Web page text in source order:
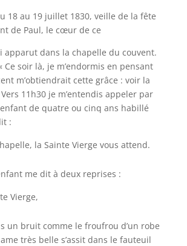
18 au 19 juillet 1830, veille de la fête
de Paul, le cœur de ce
apparut dans la chapelle du couvent.
Ce soir là, je m’endormis en pensant
m’obtiendrait cette grâce : voir la
11h30 je m’entendis appeler par
de quatre ou cinq ans habillé
:
la Sainte Vierge vous attend.
me dit à deux reprises :
Vierge,
un bruit comme le froufrou d’un robe
très belle s’assit dans le fauteuil